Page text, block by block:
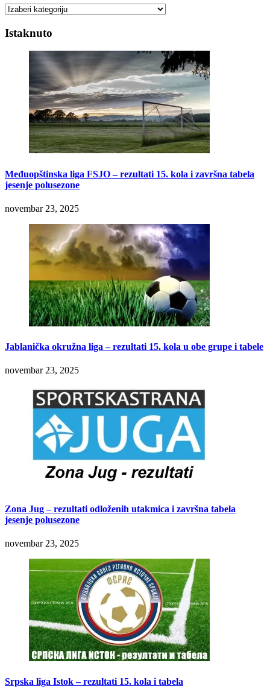
Kategorije
Istaknuto
Međuopštinska liga FSJO – rezultati 15. kola i završna tabela
jesenje polusezone
novembar 23, 2025
Jablanička okružna liga – rezultati 15. kola u obe grupe i tabele
novembar 23, 2025
Zona Jug – rezultati odloženih utakmica i završna tabela
jesenje polusezone
novembar 23, 2025
Srpska liga Istok – rezultati 15. kola i tabela